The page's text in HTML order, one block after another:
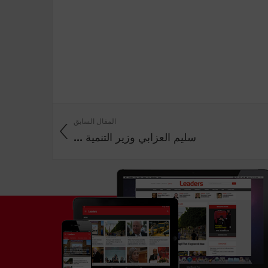
المقال السابق
سليم العزابي وزير التنمية ...